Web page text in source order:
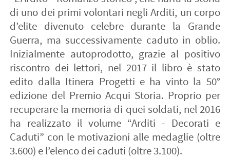
di uno dei primi volontari negli Arditi, un corpo
d’elite divenuto celebre durante la Grande
Guerra, ma successivamente caduto in oblio.
Inizialmente autoprodotto, grazie al positivo
riscontro dei lettori, nel 2017 il libro è stato
edito dalla Itinera Progetti e ha vinto la 50°
edizione del Premio Acqui Storia. Proprio per
recuperare la memoria di quei soldati, nel 2016
ha realizzato il volume “Arditi - Decorati e
Caduti” con le motivazioni alle medaglie (oltre
3.600) e l’elenco dei caduti (oltre 3.100).